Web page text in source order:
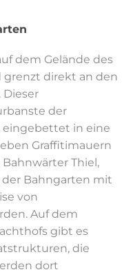
dem Gelände des
grenzt direkt an den
Dieser
der
eingebettet in eine
Graffitimauern
Thiel,
Bahngarten mit
von
Auf dem
gibt es
die
dort